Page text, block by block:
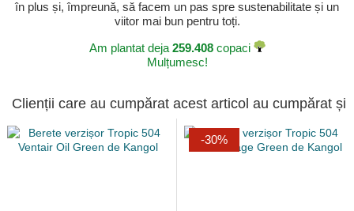
în plus și, împreună, să facem un pas spre sustenabilitate și un
viitor mai bun pentru toți.
Am plantat deja 259.408copaci
Mulțumesc!
Clienții care au cumpărat acest articol au cumpărat și
-30%